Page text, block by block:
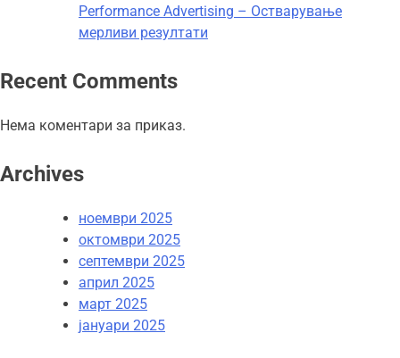
Performance Advertising – Остварување
мерливи резултати
Recent Comments
Нема коментари за приказ.
Archives
ноември 2025
октомври 2025
септември 2025
април 2025
март 2025
јануари 2025